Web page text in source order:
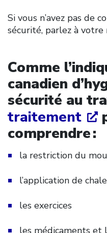
Si vous n’avez pas de
sécurité, parlez à
Comme
canadien
sécurité au
traitement
comprendre :
la restriction du
l’application de
les exercices
les médicaments et